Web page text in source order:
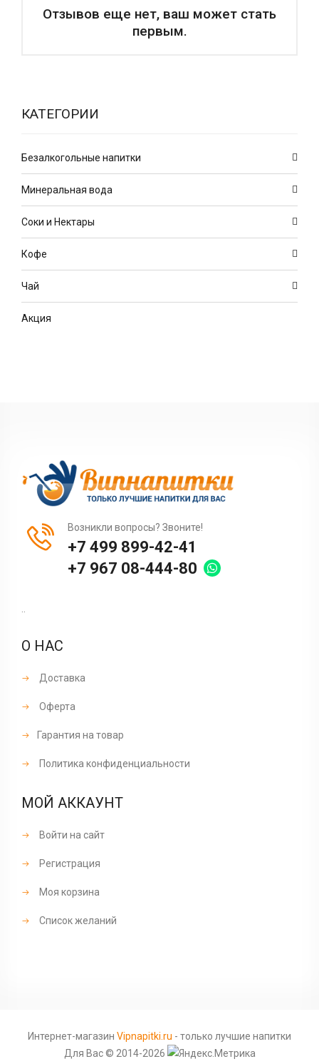
Отзывов еще нет, ваш может стать
первым.
КАТЕГОРИИ
Безалкогольные напитки
Минеральная вода
Соки и Нектары
Кофе
Чай
Акция
Возникли вопросы? Звоните!
+7 499 899-42-41
+7 967 08-444-80
..
О НАС
Доставка
Оферта
Гарантия на товар
Политика конфиденциальности
МОЙ АККАУНТ
Войти на сайт
Регистрация
Моя корзина
Список желаний
Интернет-магазин Vipnapitki.ru - только лучшие напитки
Для Вас © 2014-2026